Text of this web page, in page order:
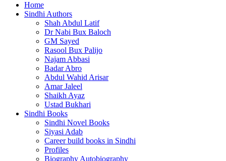
Home
Sindhi Authors
Shah Abdul Latif
Dr Nabi Bux Baloch
GM Sayed
Rasool Bux Palijo
Najam Abbasi
Badar Abro
Abdul Wahid Arisar
Amar Jaleel
Shaikh Ayaz
Ustad Bukhari
Sindhi Books
Sindhi Novel Books
Siyasi Adab
Career build books in Sindhi
Profiles
Biography Autobiography